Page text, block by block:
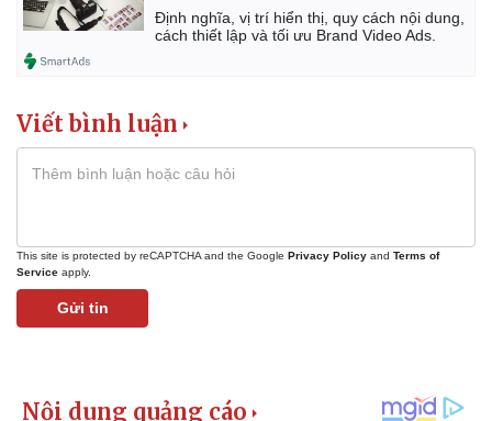
Bất động sản
Khởi nghiệp
Định nghĩa, vị trí hiển thị, quy cách nội dung,
cách thiết lập và tối ưu Brand Video Ads.
Viết bình luận
This site is protected by reCAPTCHA and the Google Privacy Policy and Terms of
Service apply.
Gửi tin